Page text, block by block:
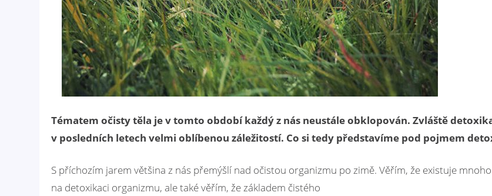
Tématem očisty těla je v tomto období každý z nás neustále obklopován. Zvláště
v posledních letech velmi oblíbenou záležitostí. Co si tedy představíme pod pojmem
S příchozím jarem většina z nás přemýšlí nad očistou organizmu po zimě. Věřím, že existuje
na detoxikaci organizmu, ale také věřím, že základem čistého